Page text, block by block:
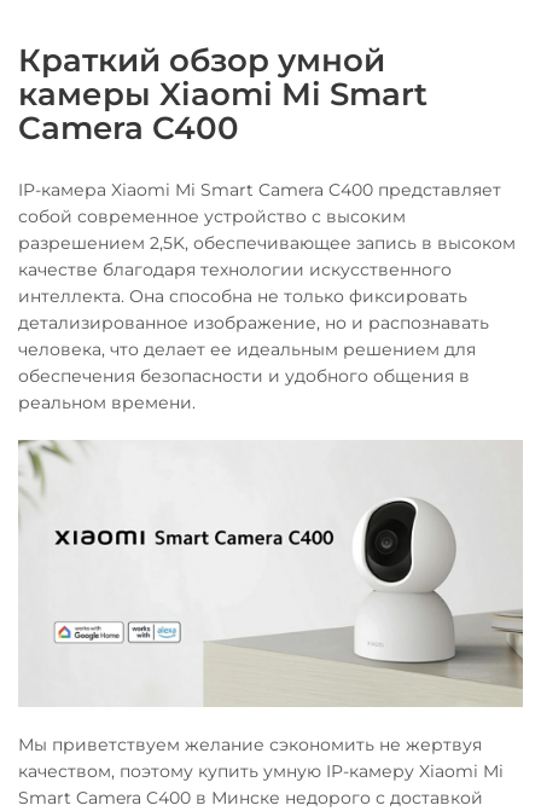
Краткий обзор умной
камеры Xiaomi Mi Smart
Camera C400
IP-камера Xiaomi Mi Smart Camera C400 представляет
собой современное устройство с высоким
разрешением 2,5K, обеспечивающее запись в высоком
качестве благодаря технологии искусственного
интеллекта. Она способна не только фиксировать
детализированное изображение, но и распознавать
человека, что делает ее идеальным решением для
обеспечения безопасности и удобного общения в
реальном времени.
Мы приветствуем желание сэкономить не жертвуя
качеством, поэтому купить умную IP-камеру Xiaomi Mi
Smart Camera C400 в Минске недорого с доставкой